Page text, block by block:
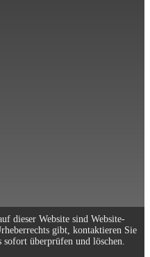
dieser Website sind Website-
gibt, kontaktieren Sie
überprüfen und löschen.